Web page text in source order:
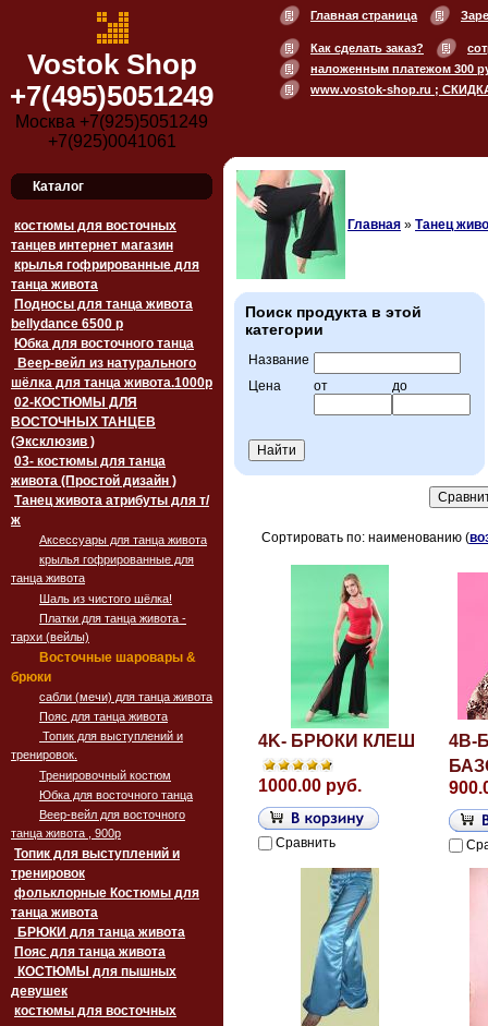
Vostok Shop
+7(495)5051249
Москва +7(925)5051249
+7(925)0041061
Главная страница
Как сделать заказ?
наложенным платежом 300
www.vostok-shop.ru ;
Каталог
костюмы для восточных
танцев интернет магазин
крылья гофрированные для
танца живота
Подносы для танца живота
bellydance 6500 p
Юбка для восточного танца
Веер-вейл из натурального
шёлка для танца живота.1000p
02-КОСТЮМЫ ДЛЯ
ВОСТОЧНЫХ ТАНЦЕВ
(Эксклюзив )
03- костюмы для танца
живота (Простой дизайн )
Танец живота атрибуты для т/
ж
Аксессуары для танца живота
крылья гофрированные для
танца живота
Шаль из чистого шёлка!
Платки для танца живота -
тархи (вейлы)
Восточные шаровары &
брюки
сабли (мечи) для танца живота
Пояс для танца живота
Топик для выступлений и
тренировок.
Тренировочный костюм
Юбка для восточного танца
Веер-вейл для восточного
танца живота , 900p
Топик для выступлений и
тренировок
фольклорные Костюмы для
танца живота
БРЮКИ для танца живота
Пояс для танца живота
девушек
костюмы для восточных
Главная » Танец
Поиск продукта в этой
категории
Название
Цена
от до
Сортировать по: наименованию (
4K- БРЮКИ КЛЕШ
1000.00 руб.
Сравнить
4B-